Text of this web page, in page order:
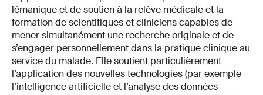
lémanique et de soutien à la relève médicale et la
formation de scientifiques et cliniciens capables de
mener simultanément une recherche originale et de
s’engager personnellement dans la pratique clinique au
service du malade. Elle soutient particulièrement
l’application des nouvelles technologies (par exemple
l’intelligence artificielle et l’analyse des données